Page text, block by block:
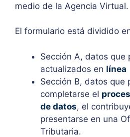
medio de la Agencia Virtual.
El formulario está dividido
Sección A, datos que
actualizados en línea
Sección B, datos que
completarse el
de datos, el
presentarse en una
Tributaria.